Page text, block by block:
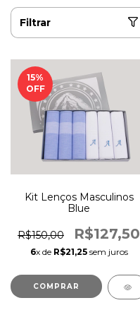
Filtrar
15%
OFF
Kit Lenços Masculinos
Blue
R$150,00 R$127,50
6x de R$21,25sem juros
COMPRAR